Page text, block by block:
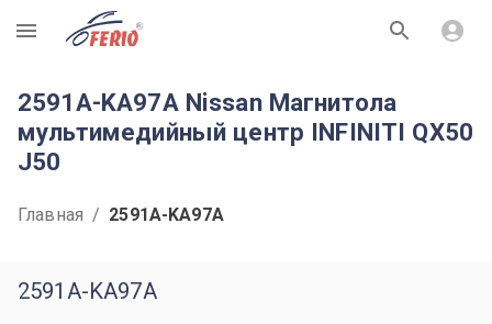
R
2591A-KA97A Nissan Магнитола
мультимедийный центр INFINITI QX50
J50
Главная / 2591A-KA97A
2591A-KA97A